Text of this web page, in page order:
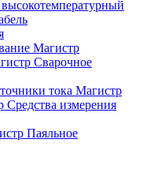
Магистр
Сварочное
тока Магистр
Средства измерения
Паяльное